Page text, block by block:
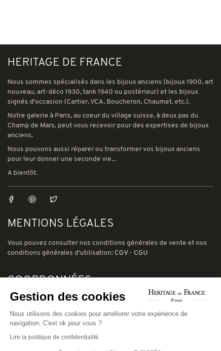
HERITAGE DE FRANCE
Nous sommes spécialisés dans les bijoux anciens (bijoux 1900, art
nouveau, art-déco 1930, tank 1940 ou postérieur) et les bijoux
signés d'occasion (Cartier, VCA, Boucheron, Chaumet, etc.).
Notre galerie à Paris, au coeur du village suisse, à deux pas du
Champ de Mars, peut vous recevoir pour des expertises de bijoux
anciens.
Nous pouvons aussi réparer ou transformer vos bijoux anciens
pour leur donner une seconde vie...
A bientôt.
MENTIONS LÉGALES
Vous pouvez consulter nos conditions générales de vente et nos
conditions générales d'utilisation: CGV- CGU
COORDONNÉES
78 avenue de Suffren 75015 Paris
Phone: (00) 33 1 43 56 03 01
Email: david@heritage-de-france.net
Gestion des cookies
Nous utilisons des cookies pour améliorer votre expérience de
navigation. C'est ok pour vous ?
Lire la politique de confidentialité